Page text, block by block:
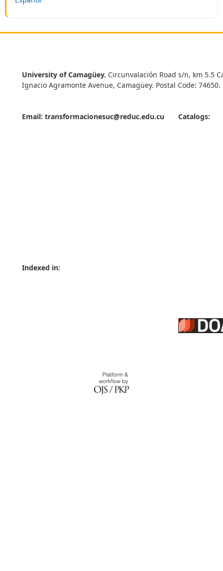
University of Camagüey. Circunvalación Road s/n, km 5.5
Ignacio Agramonte Avenue, Camagüey. Postal Code: 74650.
Email: transformacionesuc@reduc.edu.cu
Indexed in:
Catalogs: